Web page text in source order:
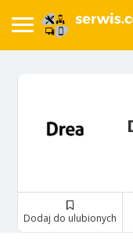
Dodaj do ulubionych